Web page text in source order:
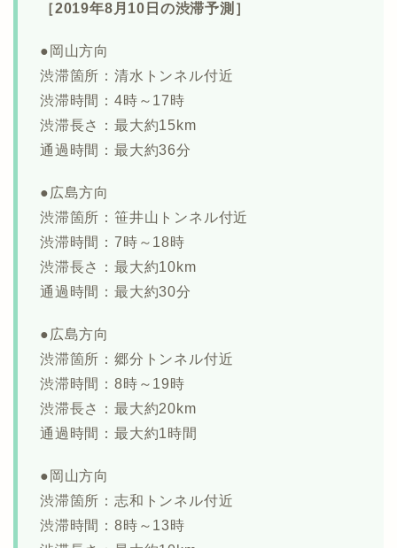
［2019年8月10日の渋滞予測］
●岡山方向
渋滞箇所：清水トンネル付近
渋滞時間：4時～17時
渋滞長さ：最大約15km
通過時間：最大約36分
●広島方向
渋滞箇所：笹井山トンネル付近
渋滞時間：7時～18時
渋滞長さ：最大約10km
通過時間：最大約30分
●広島方向
渋滞箇所：郷分トンネル付近
渋滞時間：8時～19時
渋滞長さ：最大約20km
通過時間：最大約1時間
●岡山方向
渋滞箇所：志和トンネル付近
渋滞時間：8時～13時